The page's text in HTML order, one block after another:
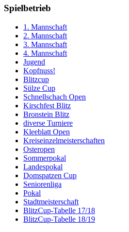
Spielbetrieb
1. Mannschaft
2. Mannschaft
3. Mannschaft
4. Mannschaft
Jugend
Kopfnuss!
Blitzcup
Sülze Cup
Schnellschach Open
Kirschfest Blitz
Bronstein Blitz
diverse Turniere
Kleeblatt Open
Kreiseinzelmeisterschaften
Osteropen
Sommerpokal
Landespokal
Domspatzen Cup
Seniorenliga
Pokal
Stadtmeisterschaft
BlitzCup-Tabelle 17/18
BlitzCup-Tabelle 18/19